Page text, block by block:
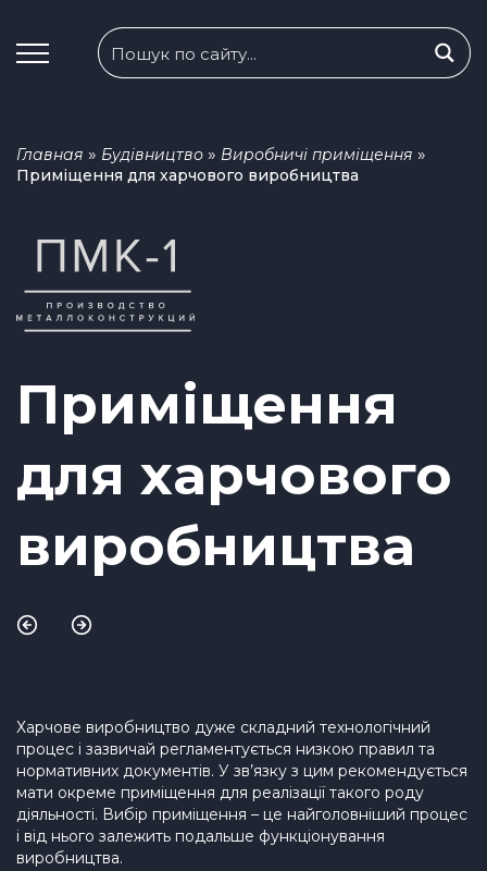
Главная » Будівництво » Виробничі приміщення »
Приміщення для харчового виробництва
Приміщення
для харчового
виробництва
Харчове виробництво дуже складний технологічний
процес і зазвичай регламентується низкою правил та
нормативних документів. У зв’язку з цим рекомендується
мати окреме приміщення для реалізації такого роду
діяльності. Вибір приміщення – це найголовніший процес
і від нього залежить подальше функціонування
виробництва.